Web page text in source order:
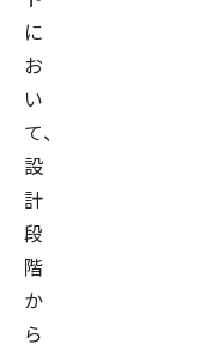
に
お
い
て、
設
計
段
階
か
ら